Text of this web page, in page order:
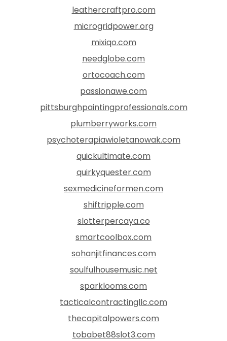
leathercraftpro.com
microgridpower.org
mixiqo.com
needglobe.com
ortocoach.com
passionawe.com
pittsburghpaintingprofessionals.com
plumberryworks.com
psychoterapiawioletanowak.com
quickultimate.com
quirkyquester.com
sexmedicineformen.com
shiftripple.com
slotterpercaya.co
smartcoolbox.com
sohanjitfinances.com
soulfulhousemusic.net
sparklooms.com
tacticalcontractingllc.com
thecapitalpowers.com
tobabet88slot3.com